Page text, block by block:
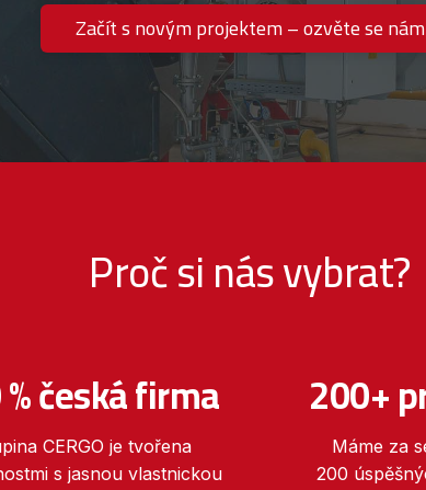
Začít s novým projektem – ozvěte se nám
Proč si nás vybrat?
česká firma
CERGO je tvořena
s jasnou vlastnickou
200+
Máme za
200